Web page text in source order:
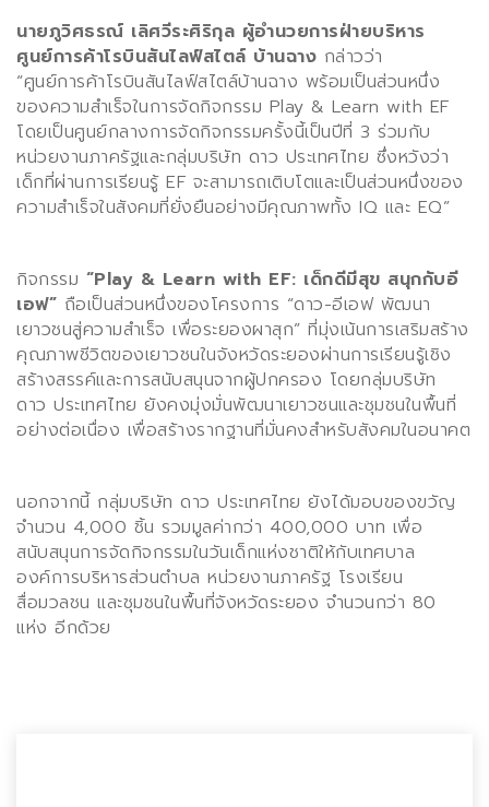
นายภูวิศธรณ์ เลิศวีระศิริกุล ผู้อำนวยการฝ่ายบริหาร
ศูนย์การค้าโรบินสันไลฟ์สไตล์ บ้านฉาง กล่าวว่า
“ศูนย์การค้าโรบินสันไลฟ์สไตล์บ้านฉาง พร้อมเป็นส่วนหนึ่ง
ของความสำเร็จในการจัดกิจกรรม Play & Learn with EF
โดยเป็นศูนย์กลางการจัดกิจกรรมครั้งนี้เป็นปีที่ 3 ร่วมกับ
หน่วยงานภาครัฐและกลุ่มบริษัท ดาว ประเทศไทย ซึ่งหวังว่า
เด็กที่ผ่านการเรียนรู้ EF จะสามารถเติบโตและเป็นส่วนหนึ่งของ
ความสำเร็จในสังคมที่ยั่งยืนอย่างมีคุณภาพทั้ง IQ และ EQ”
กิจกรรม “Play & Learn with EF: เด็กดีมีสุข สนุกกับอี
เอฟ” ถือเป็นส่วนหนึ่งของโครงการ “ดาว-อีเอฟ พัฒนา
เยาวชนสู่ความสำเร็จ เพื่อระยองผาสุก” ที่มุ่งเน้นการเสริมสร้าง
คุณภาพชีวิตของเยาวชนในจังหวัดระยองผ่านการเรียนรู้เชิง
สร้างสรรค์และการสนับสนุนจากผู้ปกครอง โดยกลุ่มบริษัท
ดาว ประเทศไทย ยังคงมุ่งมั่นพัฒนาเยาวชนและชุมชนในพื้นที่
อย่างต่อเนื่อง เพื่อสร้างรากฐานที่มั่นคงสำหรับสังคมในอนาคต
นอกจากนี้ กลุ่มบริษัท ดาว ประเทศไทย ยังได้มอบของขวัญ
จำนวน 4,000 ชิ้น รวมมูลค่ากว่า 400,000 บาท เพื่อ
สนับสนุนการจัดกิจกรรมในวันเด็กแห่งชาติให้กับเทศบาล
องค์การบริหารส่วนตำบล หน่วยงานภาครัฐ โรงเรียน
สื่อมวลชน และชุมชนในพื้นที่จังหวัดระยอง จำนวนกว่า 80
แห่ง อีกด้วย